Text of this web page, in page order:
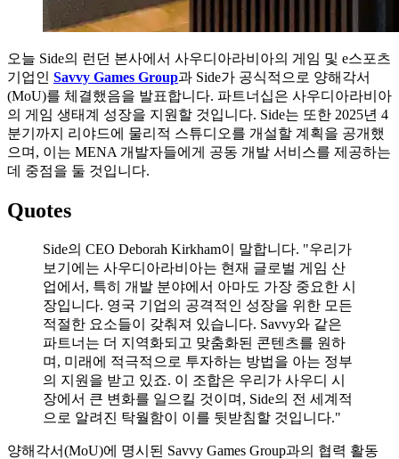
오늘 Side의 런던 본사에서 사우디아라비아의 게임 및 e스포츠
기업인 Savvy Games Group과 Side가 공식적으로 양해각서
(MoU)를 체결했음을 발표합니다. 파트너십은 사우디아라비아
의 게임 생태계 성장을 지원할 것입니다. Side는 또한 2025년 4
분기까지 리야드에 물리적 스튜디오를 개설할 계획을 공개했
으며, 이는 MENA 개발자들에게 공동 개발 서비스를 제공하는
데 중점을 둘 것입니다.
Quotes
Side의 CEO Deborah Kirkham이 말합니다. "우리가
보기에는 사우디아라비아는 현재 글로벌 게임 산
업에서 , 특히 개발 분야에서 아마도 가장 중요한 시
장입니다. 영국 기업의 공격적인 성장을 위한 모든
적절한 요소들이 갖춰져 있습니다. Savvy와 같은
파트너는 더 지역화되고 맞춤화된 콘텐츠를 원하
며 , 미래에 적극적으로 투자하는 방법을 아는 정부
의 지원을 받고 있죠. 이 조합은 우리가 사우디 시
장에서 큰 변화를 일으킬 것이며 , Side의 전 세계적
으로 알려진 탁월함이 이를 뒷받침할 것입니다."
양해각서(MoU)에 명시된 Savvy Games Group과의 협력 활동